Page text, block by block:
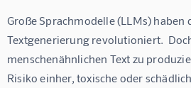
Große Sprachmodelle (LLMs)
Textgenerierung revolutioniert.
menschenähnlichen Text zu
Risiko einher, toxische oder